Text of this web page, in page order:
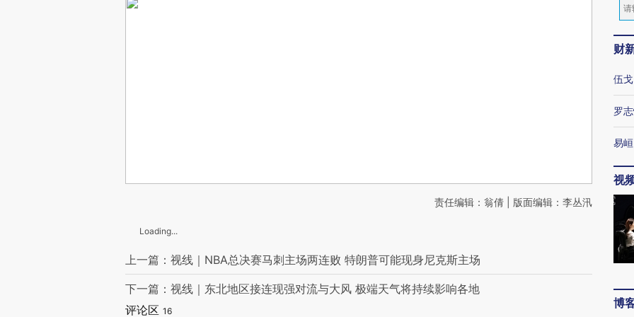
责任编辑：翁倩 | 版面编辑：李丛汛
Loading...
上一篇：视线｜NBA总决赛马刺主场两连败 特朗普可能现身尼克斯主场
下一篇：视线｜东北地区接连现强对流与大风 极端天气将持续影响各地
评论区 16
财
伍戈
罗
易峘
视
博